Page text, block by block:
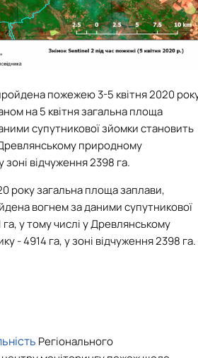
пожежею 3-5 квітня 2020
на 5 квітня загальна площа
супутникової зйомки становить
Древлянському природному
зоні відчуження 2398 га.
року загальна площа заплави,
вогнем за даними супутникової
у тому числі у Древлянському
- 4914 га, у зоні відчуження 2398 га.
Регіонального